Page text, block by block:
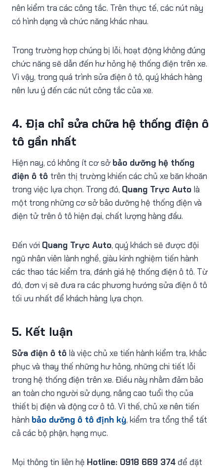
nên kiểm tra các công tắc. Trên thực tế, các nút này
có hình dạng và chức năng khác nhau.
Trong trường hợp chúng bị lỗi, hoạt động không đúng
chức năng sẽ dẫn đến hư hỏng hệ thống điện trên xe.
Vì vậy, trong quá trình sửa điện ô tô, quý khách hàng
nên lưu ý đến các nút công tắc của xe.
4. Địa chỉ sửa chữa hệ thống điện ô
tô gần nhất
Hiện nay, có không ít cơ sở bảo dưỡng hệ thống
điện ô tô trên thị trường khiến các chủ xe băn khoăn
trong việc lựa chọn. Trong đó, Quang Trực Auto là
một trong những cơ sở bảo dưỡng hệ thống điện và
điện tử trên ô tô hiện đại, chất lượng hàng đầu.
Đến với Quang Trực Auto, quý khách sẽ được đội
ngũ nhân viên lành nghề, giàu kinh nghiệm tiến hành
các thao tác kiểm tra, đánh giá hệ thống điện ô tô. Từ
đó, đơn vị sẽ đưa ra các phương hướng sửa điện ô tô
tối ưu nhất để khách hàng lựa chọn.
5. Kết luận
Sửa điện ô tô là việc chủ xe tiến hành kiểm tra, khắc
phục và thay thế những hư hỏng, những chi tiết lỗi
trong hệ thống điện trên xe. Điều này nhằm đảm bảo
an toàn cho người sử dụng, nâng cao tuổi thọ của
thiết bị điện và động cơ ô tô. Vì thế, chủ xe nên tiến
hành bảo dưỡng ô tô định kỳ, kiểm tra tổng thể tất
cả các bộ phận, hạng mục.
Mọi thông tin liên hệ Hotline: 0918 669 374 để đặt